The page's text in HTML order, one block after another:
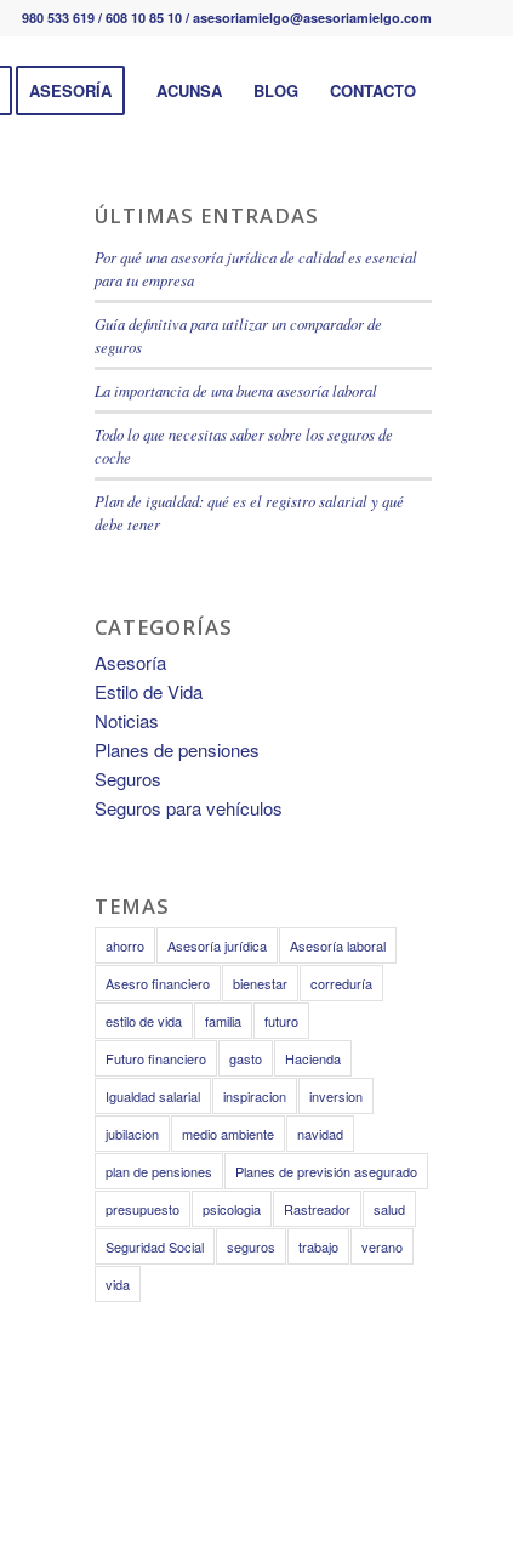
980 533 619 / 608 10 85 10 / asesoriamielgo@asesoriamielgo.com
ASESORÍA ACUNSA BLOG CONTACTO
ÚLTIMAS ENTRADAS
Por qué una asesoría jurídica de calidad es esencial
para tu empresa
Guía definitiva para utilizar un comparador de
seguros
La importancia de una buena asesoría laboral
Todo lo que necesitas saber sobre los seguros de
coche
Plan de igualdad: qué es el registro salarial y qué
debe tener
CATEGORÍAS
Asesoría
Estilo de Vida
Noticias
Planes de pensiones
Seguros
Seguros para vehículos
TEMAS
ahorro Asesoría jurídica
Asesoría laboral
Asesro financiero
bienestar
correduría
estilo de vida
familia
futuro
Futuro financiero
gasto
Hacienda
Igualdad salarial
inspiracion
inversion
jubilacion
medio ambiente
navidad
plan de pensiones
Planes de previsión asegurado
presupuesto
psicologia Rastreador
salud
Seguridad Social
seguros trabajo
verano
vida